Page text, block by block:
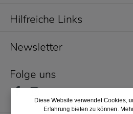
Newsletter
Folge uns
Hilfreiche Links
Diese Website verwendet Cookies,
Erfahrung bieten zu können.